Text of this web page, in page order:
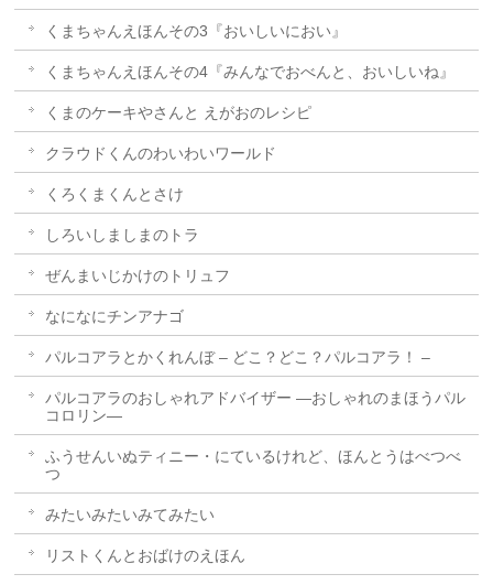
くまちゃんえほんその3『おいしいにおい』
くまちゃんえほんその4『みんなでおべんと、おいしいね』
くまのケーキやさんと えがおのレシピ
クラウドくんのわいわいワールド
くろくまくんとさけ
しろいしましまのトラ
ぜんまいじかけのトリュフ
なになにチンアナゴ
パルコアラとかくれんぼ – どこ？どこ？パルコアラ！ –
パルコアラのおしゃれアドバイザー ―おしゃれのまほうパル
コロリン―
ふうせんいぬティニー・にているけれど、ほんとうはべつべ
つ
みたいみたいみてみたい
リストくんとおばけのえほん